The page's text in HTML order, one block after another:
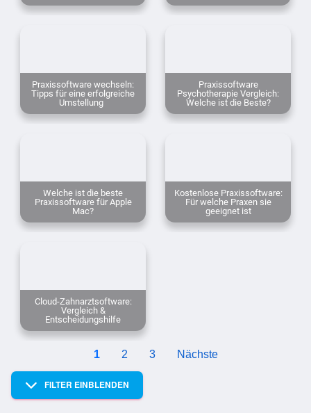
Praxissoftware wechseln:
Tipps für eine erfolgreiche
Umstellung
Praxissoftware
Psychotherapie Vergleich:
Welche ist die Beste?
Welche ist die beste
Praxissoftware für Apple
Mac?
Kostenlose Praxissoftware:
Für welche Praxen sie
geeignet ist
Cloud-Zahnarztsoftware:
Vergleich &
Entscheidungshilfe
1 2 3 Nächste
FILTER EINBLENDEN